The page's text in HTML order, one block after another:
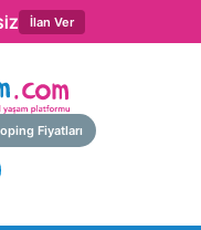
İlan Ver
Fiyatları